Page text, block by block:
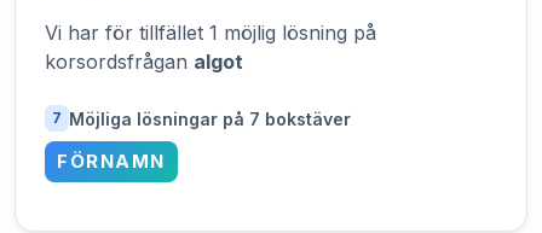
Vi har för tillfället 1 möjlig lösning på
korsordsfrågan algot
7 Möjliga lösningar på 7 bokstäver
FÖRNAMN